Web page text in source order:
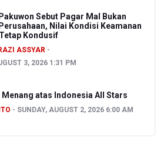
Sebut Pagar Mal Bukan
Nilai Kondisi Keamanan
Kondusif
ASSYAR
3, 2026 1:31 PM
atas Indonesia All Stars
SUNDAY, AUGUST 2, 2026 6:00 AM